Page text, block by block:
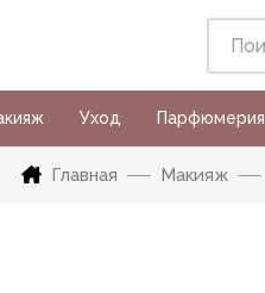
Уход Парфюмерия
Главная Макияж